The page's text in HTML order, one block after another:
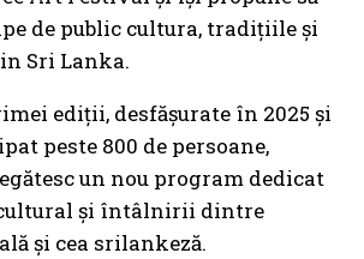
de public cultura, tradițiile și
Sri Lanka.
ediții, desfășurate în 2025 și
peste 800 de persoane,
un nou program dedicat
și întâlnirii dintre
și cea srilankeză.